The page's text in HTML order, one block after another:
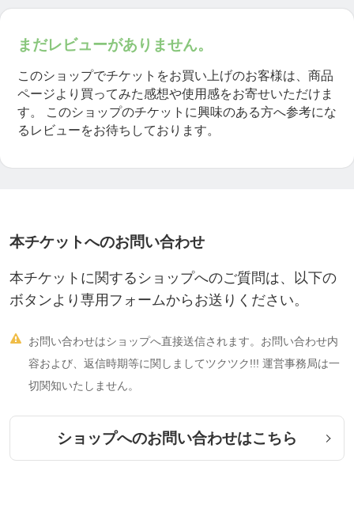
まだレビューがありません。
このショップでチケットをお買い上げのお客様は、商品
ページより買ってみた感想や使用感をお寄せいただけま
す。
このショップのチケットに興味のある方へ参考にな
るレビューをお待ちしております。
本チケットへのお問い合わせ
本チケットに関するショップへのご質問は、以下の
ボタンより専用フォームからお送りください。

お問い合わせはショップへ直接送信されます。お問い合わせ内
容および、返信時期等に関しましてツクツク!!! 運営事務局は一
切関知いたしません。
ショップへのお問い合わせはこちら